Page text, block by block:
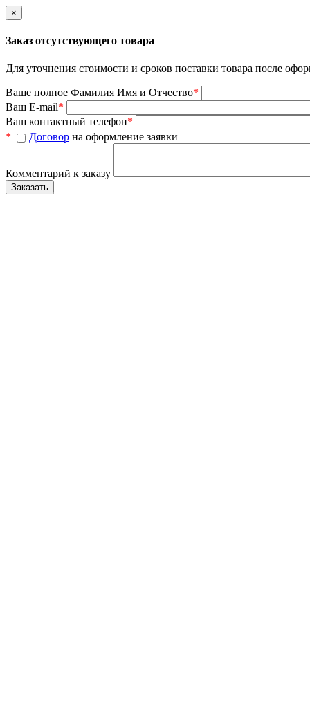
×
Заказ отсутствующего товара
Для уточнения стоимости и сроков поставки товара после
Ваше полное Фамилия Имя и Отчество*
Ваш E-mail*
Ваш контактный телефон*
*
Договор на оформление заявки
Комментарий к заказу